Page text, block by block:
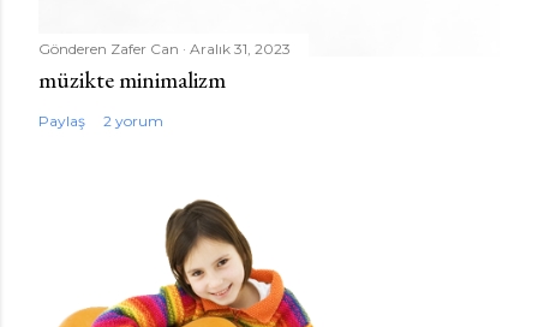
Gönderen Zafer Can Aralık 31, 2023
müzikte minimalizm
Paylaş 2 yorum